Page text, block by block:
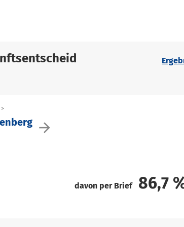
arrow_forward
davon per Brief 86,7